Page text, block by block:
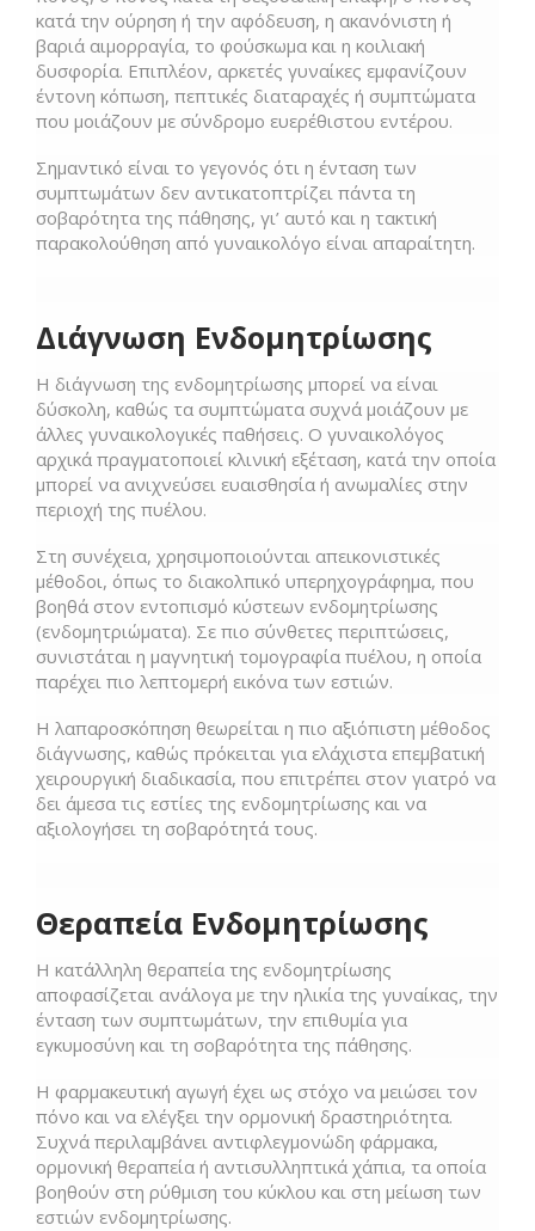
κατά την ούρηση ή την αφόδευση, η ακανόνιστη ή
βαριά αιμορραγία, το φούσκωμα και η κοιλιακή
δυσφορία. Επιπλέον, αρκετές γυναίκες εμφανίζουν
έντονη κόπωση, πεπτικές διαταραχές ή συμπτώματα
που μοιάζουν με σύνδρομο ευερέθιστου εντέρου.
Σημαντικό είναι το γεγονός ότι η ένταση των
συμπτωμάτων δεν αντικατοπτρίζει πάντα τη
σοβαρότητα της πάθησης, γι’ αυτό και η τακτική
παρακολούθηση από γυναικολόγο είναι απαραίτητη.
Διάγνωση Ενδομητρίωσης
Η διάγνωση της ενδομητρίωσης μπορεί να είναι
δύσκολη, καθώς τα συμπτώματα συχνά μοιάζουν με
άλλες γυναικολογικές παθήσεις. Ο γυναικολόγος
αρχικά πραγματοποιεί κλινική εξέταση, κατά την οποία
μπορεί να ανιχνεύσει ευαισθησία ή ανωμαλίες στην
περιοχή της πυέλου.
Στη συνέχεια, χρησιμοποιούνται απεικονιστικές
μέθοδοι, όπως το διακολπικό υπερηχογράφημα, που
βοηθά στον εντοπισμό κύστεων ενδομητρίωσης
(ενδομητριώματα). Σε πιο σύνθετες περιπτώσεις,
συνιστάται η μαγνητική τομογραφία πυέλου, η οποία
παρέχει πιο λεπτομερή εικόνα των εστιών.
Η λαπαροσκόπηση θεωρείται η πιο αξιόπιστη μέθοδος
διάγνωσης, καθώς πρόκειται για ελάχιστα επεμβατική
χειρουργική διαδικασία, που επιτρέπει στον γιατρό να
δει άμεσα τις εστίες της ενδομητρίωσης και να
αξιολογήσει τη σοβαρότητά τους.
Θεραπεία Ενδομητρίωσης
Η κατάλληλη θεραπεία της ενδομητρίωσης
αποφασίζεται ανάλογα με την ηλικία της γυναίκας, την
ένταση των συμπτωμάτων, την επιθυμία για
εγκυμοσύνη και τη σοβαρότητα της πάθησης.
Η φαρμακευτική αγωγή έχει ως στόχο να μειώσει τον
πόνο και να ελέγξει την ορμονική δραστηριότητα.
Συχνά περιλαμβάνει αντιφλεγμονώδη φάρμακα,
ορμονική θεραπεία ή αντισυλληπτικά χάπια, τα οποία
βοηθούν στη ρύθμιση του κύκλου και στη μείωση των
εστιών ενδομητρίωσης.